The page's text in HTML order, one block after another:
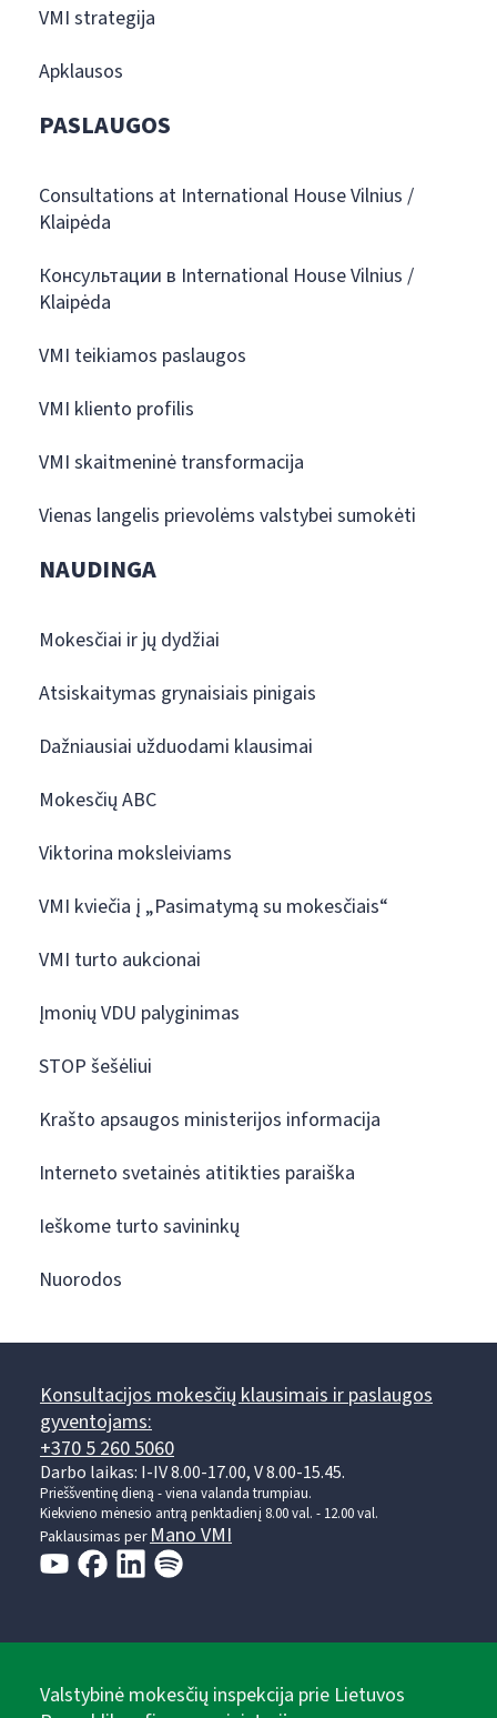
VMI strategija
Apklausos
PASLAUGOS
Consultations at International House Vilnius /
Klaipėda
Консультации в International House Vilnius /
Klaipėda
VMI teikiamos paslaugos
VMI kliento profilis
VMI skaitmeninė transformacija
Vienas langelis prievolėms valstybei sumokėti
NAUDINGA
Mokesčiai ir jų dydžiai
Atsiskaitymas grynaisiais pinigais
Dažniausiai užduodami klausimai
Mokesčių ABC
Viktorina moksleiviams
VMI kviečia į „Pasimatymą su mokesčiais“
VMI turto aukcionai
Įmonių VDU palyginimas
STOP šešėliui
Krašto apsaugos ministerijos informacija
Interneto svetainės atitikties paraiška
Ieškome turto savininkų
Nuorodos
Konsultacijos mokesčių klausimais ir paslaugos
gyventojams:
+370 5 260 5060
Darbo laikas: I-IV 8.00-17.00, V 8.00-15.45.
Prieššventinę dieną - viena valanda trumpiau.
Kiekvieno mėnesio antrą penktadienį 8.00 val. - 12.00 val.
Paklausimas perMano VMI
Valstybinė mokesčių inspekcija prie Lietuvos